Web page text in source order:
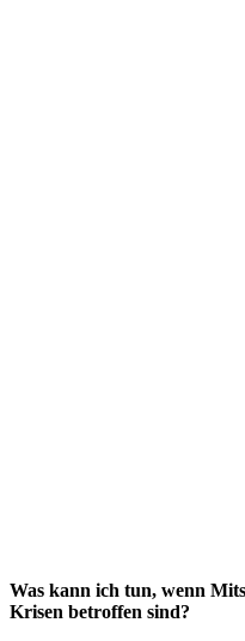
Was kann ich tun, wenn
Krisen betroffen sind?